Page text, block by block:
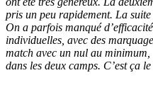
pris un peu rapidement. La
On a parfois manqué
individuelles, avec des
match avec un nul au
dans les deux camps. C’est ça